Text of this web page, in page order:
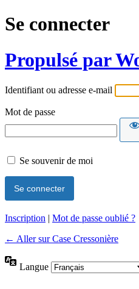
Se connecter
Propulsé par
Identifiant ou adresse e-mail
Mot de passe
Se souvenir de moi
Inscription | Mot de passe oublié ?
← Aller sur Case Cressonière
Langue